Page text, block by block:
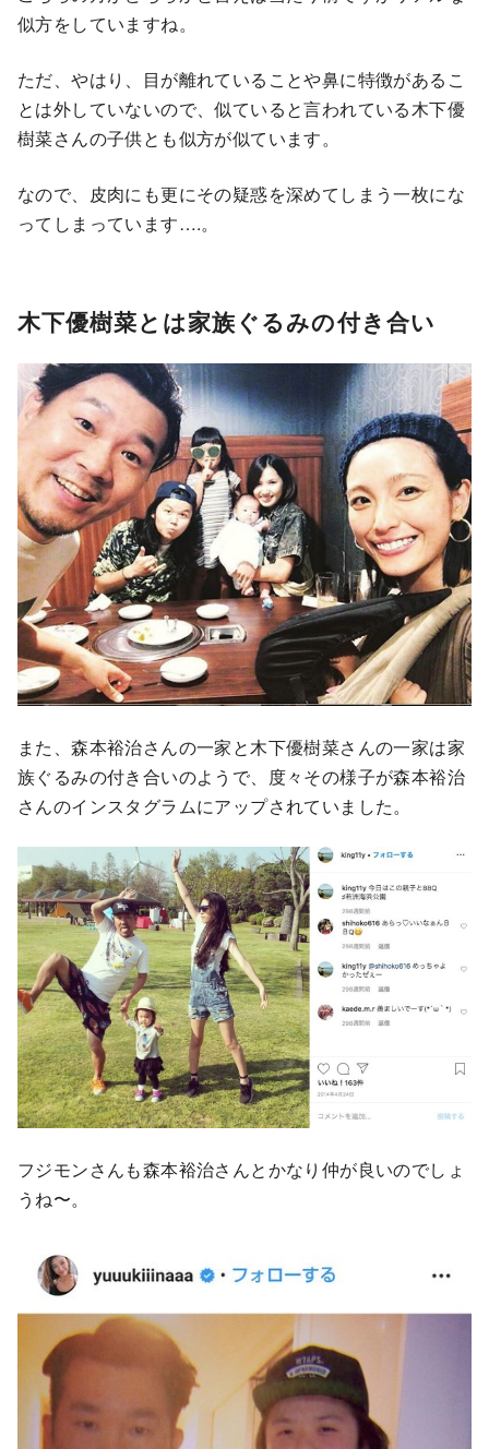
似方をしていますね。
ただ、やはり、目が離れていることや鼻に特徴があるこ
とは外していないので、似ていると言われている木下優
樹菜さんの子供とも似方が似ています。
なので、皮肉にも更にその疑惑を深めてしまう一枚にな
ってしまっています….。
木下優樹菜とは家族ぐるみの付き合い
また、森本裕治さんの一家と木下優樹菜さんの一家は家
族ぐるみの付き合いのようで、度々その様子が森本裕治
さんのインスタグラムにアップされていました。
フジモンさんも森本裕治さんとかなり仲が良いのでしょ
うね〜。